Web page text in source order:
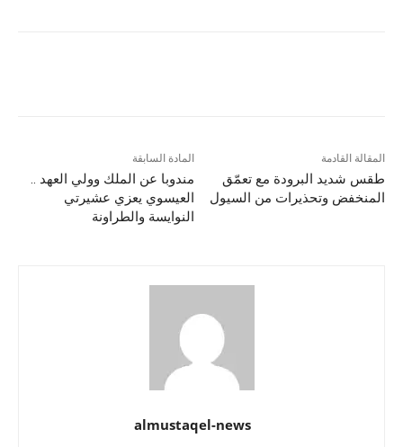
المادة السابقة
مندوبا عن الملك وولي العهد ..
العيسوي يعزي عشيرتي
النوايسة والطراونة
المقالة القادمة
طقس شديد البرودة مع تعمّق
المنخفض وتحذيرات من السيول
almustaqel-news